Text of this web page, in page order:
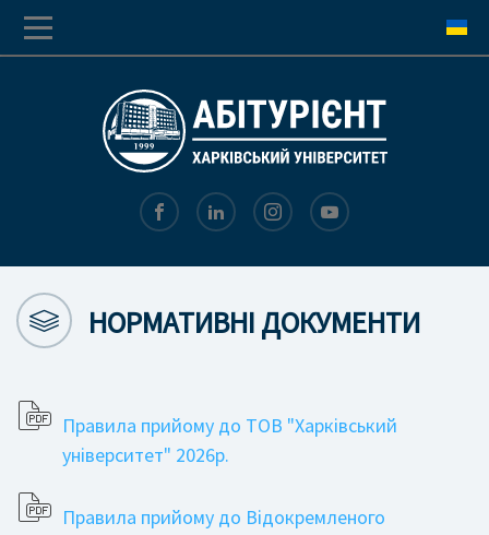
до
основної
навігації
до
основного
вмісту
НОРМАТИВНІ ДОКУМЕНТИ
Правила прийому до ТОВ "Харківський
університет" 2026р.
Правила прийому до Відокремленого